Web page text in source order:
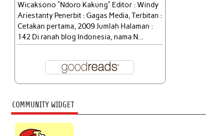
Wicaksono “Ndoro Kakung” Editor : Windy
Ariestanty Penerbit : Gagas Media, Terbitan :
Cetakan pertama, 2009 Jumlah Halaman :
142 Di ranah blog Indonesia, nama N...
COMMUNITY WIDGET